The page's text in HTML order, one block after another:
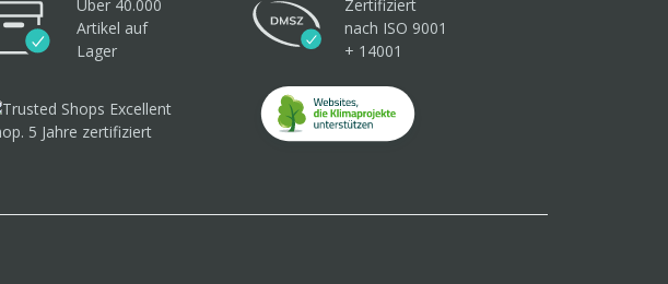
Über 40.000
Artikel auf
Lager
Zertifiziert
nach ISO 9001
+ 14001